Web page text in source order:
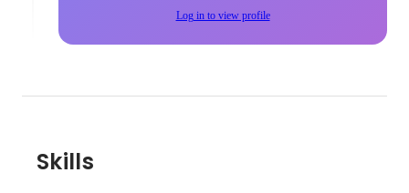
Log in to view profile
Skills